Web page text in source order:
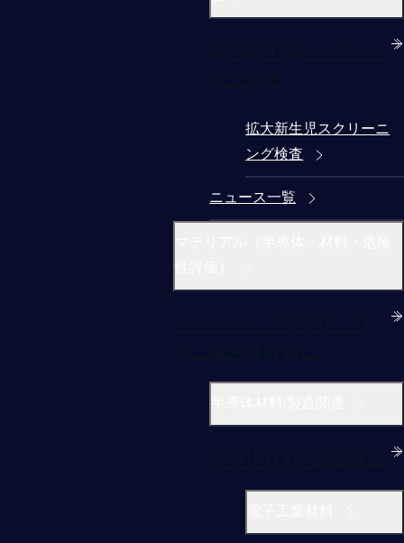
拡大新生児スクリーニ
ング検査
ニュース一覧